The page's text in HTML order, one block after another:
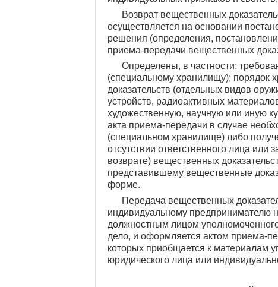
Возврат вещественных
осуществляется на основании
решения (определения,
приема-передачи вещественных
Определены, в частности:
(специальному хранилищу); порядок
доказательств (отдельных видов
устройств, радиоактивных
художественную, научную или иную
акта приема-передачи в случае
(специальном хранилище) либо
отсутствии ответственного лица
возврате) вещественных
представившему вещественные
форме.
Передача вещественных
индивидуальному предпринимателю
должностным лицом
дело, и оформляется актом приема-
которых приобщается к материалам
юридического лица или